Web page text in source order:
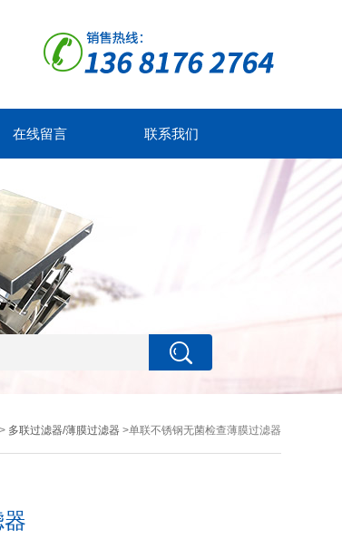
在线留言 联系我们
多联过滤器/薄膜过滤器 >单联不锈钢无菌检查薄膜过滤器